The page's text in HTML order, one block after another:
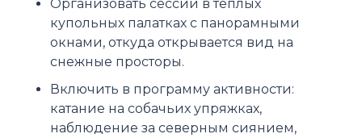
Организовать сессии в тёплых
купольных палатках с панорамными
окнами, откуда открывается вид на
снежные просторы.
Включить в программу активности:
катание на собачьих упряжках,
наблюдение за северным сиянием,